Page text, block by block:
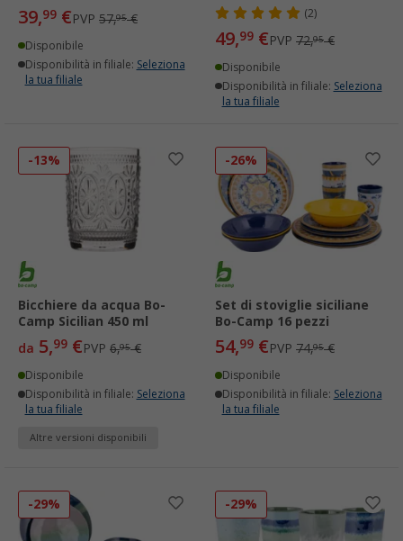
39,99 €PVP 57,95€
Disponibile
Disponibilità in filiale: Seleziona
la tua filiale
(2)
49,99 €PVP 72,95€
Disponibile
Disponibilità in filiale: Seleziona
la tua filiale
-13%
Bicchiere da acqua Bo-
Camp Sicilian 450 ml
da 5,99 €PVP 6,95€
Disponibile
Disponibilità in filiale: Seleziona
la tua filiale
Altre versioni disponibili
-26%
Set di stoviglie siciliane
Bo-Camp 16 pezzi
54,99 €PVP 74,95€
Disponibile
Disponibilità in filiale: Seleziona
la tua filiale
-29% -29%